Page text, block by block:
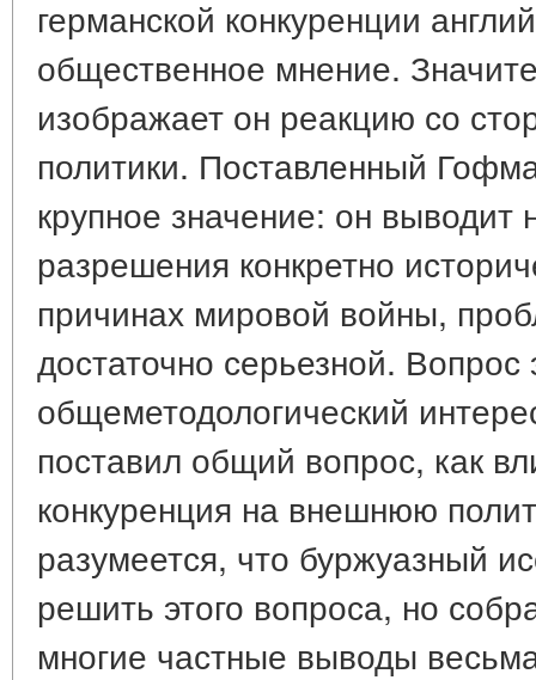
германской конкуренции
общественное мнение.
изображает он реакцию со
политики. Поставленный
крупное значение: он выводит
разрешения конкретно
причинах мировой войны,
достаточно серьезной. Вопрос
общеметодологический
поставил общий вопрос, как
конкуренция на внешнюю
разумеется, что буржуазный
решить этого вопроса, но
многие частные выводы